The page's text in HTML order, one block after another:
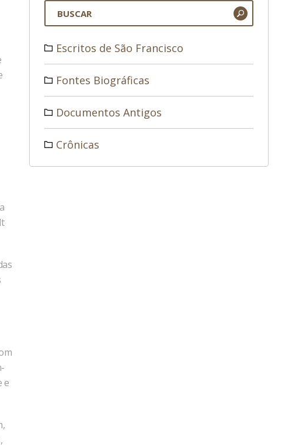
e
Escritos de São Francisco
Fontes Biográficas
Documentos Antigos
Crônicas